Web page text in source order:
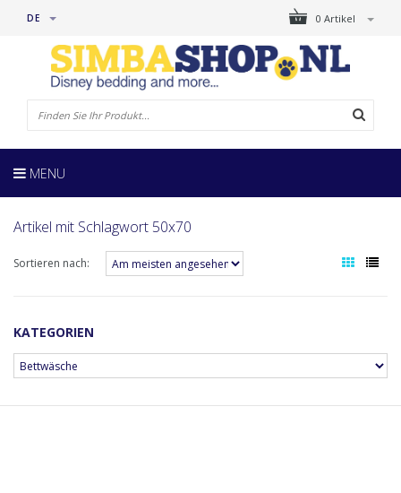
0 Artikel
DE
MENU
Artikel mit Schlagwort 50x70
Sortieren nach:
KATEGORIEN